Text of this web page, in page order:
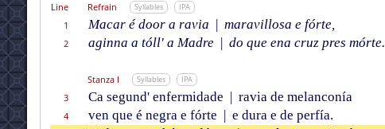
Line Refrain Syllables IPA
1
Macar é door a ravia | maravillosa e fórte,
2
aginna a tóll' a Madre | do que ena cruz pres mórte.
Stanza I Syllables IPA
3 Ca segund' enfermidade | ravia de melanconía
4
ven que é negra e fórte | e dura e de perfía.